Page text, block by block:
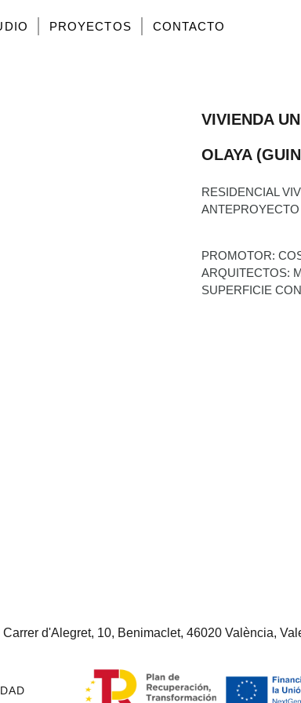
PROYECTOS CONTACTO
VIVIENDA
OLAYA
RESIDENCIAL
ANTEPROYECTO
PROMOTOR:
ARQUITECTOS:
SUPERFICIE
Carrer d'Alegret, 10, Benimaclet, 46020 València,